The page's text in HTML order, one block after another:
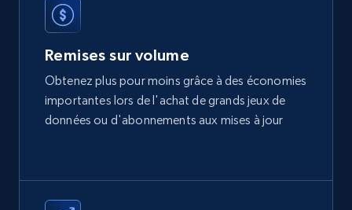
1.9K+
Amazon best seller products
Title, Seller name, Brand, Description, Initial
price, Final price, Final price high, Currency, and
eCommerce
Remises sur volume
Obtenez plus pour moins grâce à des économies
importantes lors de l'achat de grands jeux de
données ou d'abonnements aux mises à jour